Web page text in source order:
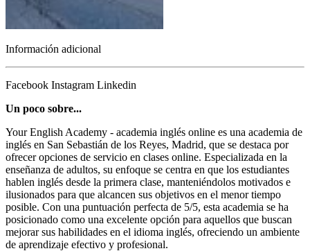
Información adicional
Facebook Instagram Linkedin
Un poco sobre...
Your English Academy - academia inglés online es una academia de
inglés en San Sebastián de los Reyes, Madrid, que se destaca por
ofrecer opciones de servicio en clases online. Especializada en la
enseñanza de adultos, su enfoque se centra en que los estudiantes
hablen inglés desde la primera clase, manteniéndolos motivados e
ilusionados para que alcancen sus objetivos en el menor tiempo
posible. Con una puntuación perfecta de 5/5, esta academia se ha
posicionado como una excelente opción para aquellos que buscan
mejorar sus habilidades en el idioma inglés, ofreciendo un ambiente
de aprendizaje efectivo y profesional.